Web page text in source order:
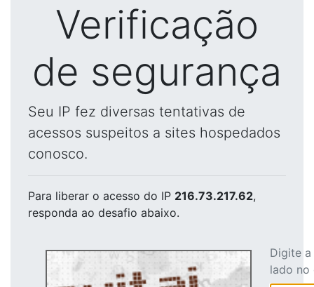
Verificação
de segurança
Seu IP fez diversas tentativas de
acessos suspeitos a sites hospedados
conosco.
Para liberar o acesso do IP 216.73.217.62,
responda ao desafio abaixo.
Digite
lado no